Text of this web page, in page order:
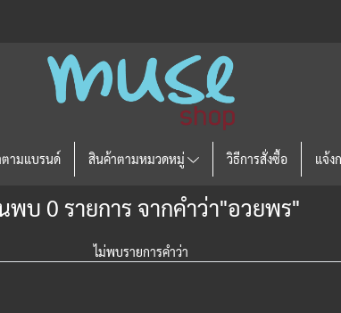
ามแบรนด์ สินค้าตามหมวดหมู่ วิธีการสั่งซื้อ แจ้ง
พบ 0 รายการ จากคำว่า"อวยพร"
ไม่พบรายการคำว่า